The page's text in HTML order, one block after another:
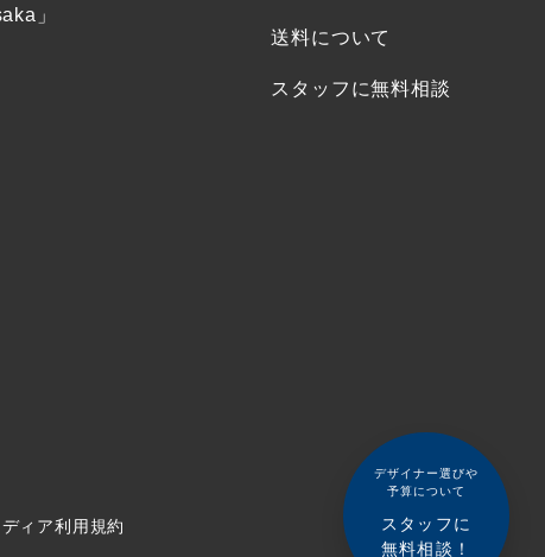
デザイナー選びや
予算について
スタッフに
無料相談！
」
送料について
スタッフに無料相談
ィア利用規約